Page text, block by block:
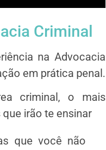
Criminal
na Advocacia
em prática penal.
criminal, o mais
irão te ensinar
que você não